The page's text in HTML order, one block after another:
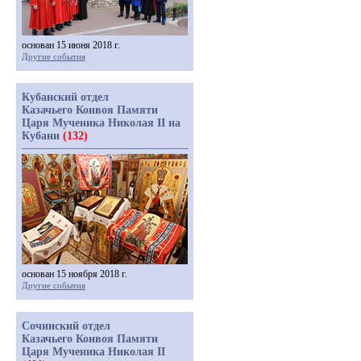
основан 15 июня 2018 г.
Другие события
Кубанский отдел
Казачьего Конвоя Памяти
Царя Мученика Николая II на
Кубани (132)
основан 15 ноября 2018 г.
Другие события
Сочинский отдел
Казачьего Конвоя Памяти
Царя Мученика Николая II